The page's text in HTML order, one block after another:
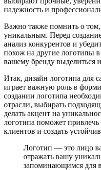
надежность и
Важно также помнить о
уникальным. Перед
анализ конкурентов и
похож на другие логотипы
вашему бренду выделиться
Итак, дизайн логотипа для
играет важную роль в
создании логотипа
отрасли, выбирать
делать акцент на
логотипа поможет
клиентов и создать
Логотип — это лицо
отражать вашу
запоминающимся для